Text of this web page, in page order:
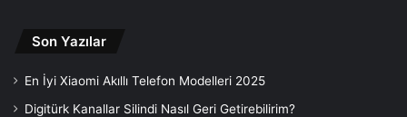
Son Yazılar
En İyi Xiaomi Akıllı Telefon Modelleri 2025
Digitürk Kanallar Silindi Nasıl Geri Getirebilirim?